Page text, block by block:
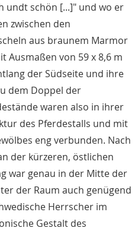
undt schön [...]" und wo er
zwischen den
aus braunem Marmor
Ausmaßen von 59 x 8,6 m
der Südseite und ihre
dem Doppel der
waren also in ihrer
des Pferdestalls und mit
eng verbunden. Nach
der kürzeren, östlichen
war genau in der Mitte der
der Raum auch genügend
Herrscher im
Gestalt des